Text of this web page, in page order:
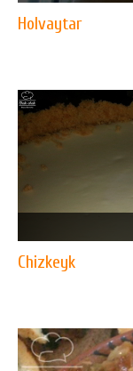
Holvaytar
Chizkeyk